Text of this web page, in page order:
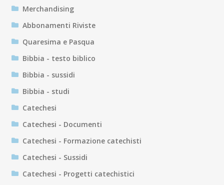
Merchandising
Abbonamenti Riviste
Quaresima e Pasqua
Bibbia - testo biblico
Bibbia - sussidi
Bibbia - studi
Catechesi
Catechesi - Documenti
Catechesi - Formazione catechisti
Catechesi - Sussidi
Catechesi - Progetti catechistici